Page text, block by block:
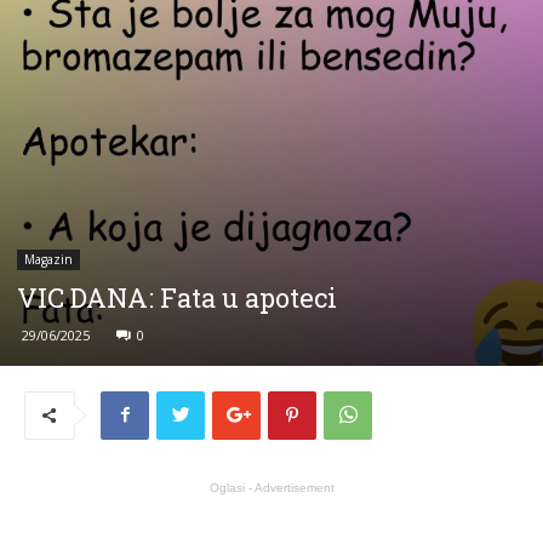
Magazin
VIC DANA: Fata u apoteci
29/06/2025 0
Oglasi - Advertisement